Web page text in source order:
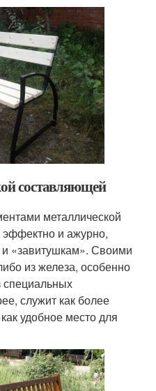
составляющей
металлической
эффектно и ажурно,
«завитушкам». Своими
из железа, особенно
специальных
служит как более
удобное место для